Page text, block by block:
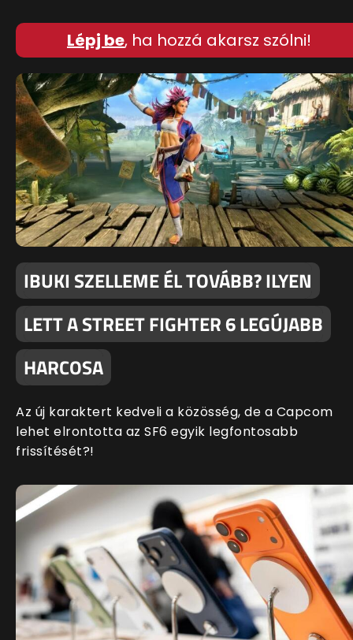
Lépj be, ha hozzá akarsz szólni!
IBUKI SZELLEME ÉL TOVÁBB? ILYEN
LETT A STREET FIGHTER 6 LEGÚJABB
HARCOSA
Az új karaktert kedveli a közösség, de a Capcom
lehet elrontotta az SF6 egyik legfontosabb
frissítését?!